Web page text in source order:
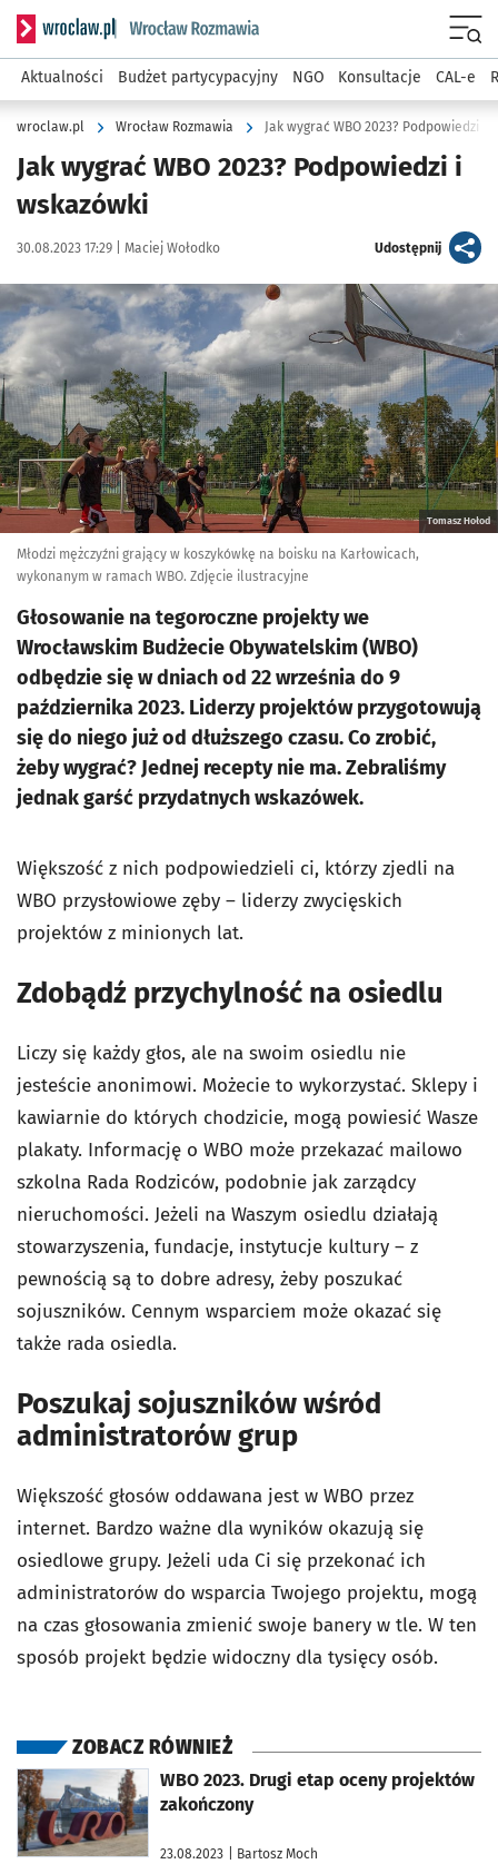
Serwis informacyjny wroclaw.pl podserwis: Rozmawia
Aktualności Budżet partycypacyjny NGO Konsultacje CAL-e
wroclaw.pl Wrocław Rozmawia Jak wygrać WBO 2023? Podpowiedzi i
Jak wygrać WBO 2023? Podpowiedzi i
wskazówki
Data publikacji:
30.08.2023 17:29 | Autor:
Maciej Wołodko Udostępnijartykuł
Kliknij, aby powiększyć
Tomasz Hołod
Młodzi mężczyźni grający w koszykówkę na boisku na Karłowicach,
wykonanym w ramach WBO. Zdjęcie ilustracyjne
Głosowanie na tegoroczne projekty we
Wrocławskim Budżecie Obywatelskim (WBO)
odbędzie się w dniach od 22 września do 9
października 2023. Liderzy projektów przygotowują
się do niego już od dłuższego czasu. Co zrobić,
żeby wygrać? Jednej recepty nie ma. Zebraliśmy
jednak garść przydatnych wskazówek.
Większość z nich podpowiedzieli ci, którzy zjedli na
WBO przysłowiowe zęby – liderzy zwycięskich
projektów z minionych lat.
Zdobądź przychylność na osiedlu
Liczy się każdy głos, ale na swoim osiedlu nie
jesteście anonimowi. Możecie to wykorzystać. Sklepy i
kawiarnie do których chodzicie, mogą powiesić Wasze
plakaty. Informację o WBO może przekazać mailowo
szkolna Rada Rodziców, podobnie jak zarządcy
nieruchomości. Jeżeli na Waszym osiedlu działają
stowarzyszenia, fundacje, instytucje kultury – z
pewnością są to dobre adresy, żeby poszukać
sojuszników. Cennym wsparciem może okazać się
także rada osiedla.
Poszukaj sojuszników wśród
administratorów grup
Większość głosów oddawana jest w WBO przez
internet. Bardzo ważne dla wyników okazują się
osiedlowe grupy. Jeżeli uda Ci się przekonać ich
administratorów do wsparcia Twojego projektu, mogą
na czas głosowania zmienić swoje banery w tle. W ten
sposób projekt będzie widoczny dla tysięcy osób.
ZOBACZ RÓWNIEŻ
WBO 2023. Drugi etap oceny projektów
zakończony
23.08.2023 | Bartosz Moch
otworzy się w nowej karcie